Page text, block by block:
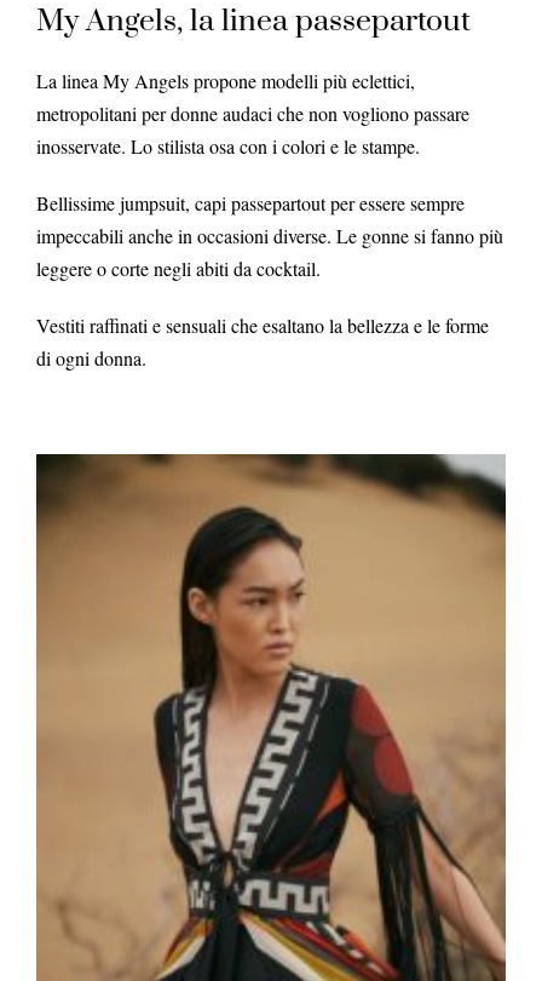
My Angels, la linea passepartout
La linea My Angels propone modelli più eclettici,
metropolitani per donne audaci che non vogliono passare
inosservate. Lo stilista osa con i colori e le stampe.
Bellissime jumpsuit, capi passepartout per essere sempre
impeccabili anche in occasioni diverse. Le gonne si fanno più
leggere o corte negli abiti da cocktail.
Vestiti raffinati e sensuali che esaltano la bellezza e le forme
di ogni donna.